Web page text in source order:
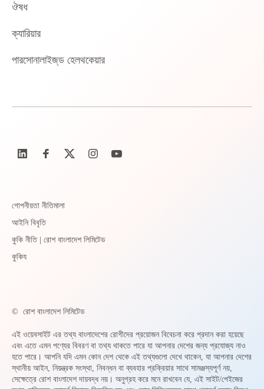
ঔষধ
ক্যারিয়ার
পারসোনালাইজ্‌ড হেলথকেয়ার
গোপনীয়তা নীতিমালা
আইনি বিবৃতি
কুকি নীতি | রোশ বাংলাদেশ লিমিটেড
কুকিয
© রোশ বাংলাদেশ লিমিটেড
এই ওয়েবসাইট এর তথ্য বাংলাদেশের রোগীদের প্রয়োজন বিবেচনা করে প্রদান করা হয়েছে
এবং এতে এমন পণ্যের বিবরণ বা তথ্য থাকতে পারে যা আপনার দেশের জন্য প্রযোজ্য নাও
হতে পারে। আপনি যদি এমন কোন দেশ থেকে এই তথ্যগুলো দেখে থাকেন, যা আপনার দেশের
স্থানীয় আইন, নিয়ন্ত্রক সংস্থা, নিবন্ধন বা ব্যবহার প্রক্রিয়ার সাথে সামঞ্জস্যপূর্ণ নয়,
সেক্ষেত্রে রোশ বাংলাদেশ দায়বদ্ধ নয়। অনুগ্রহ করে মনে রাখবেন যে, এই সাইট/পেইজের